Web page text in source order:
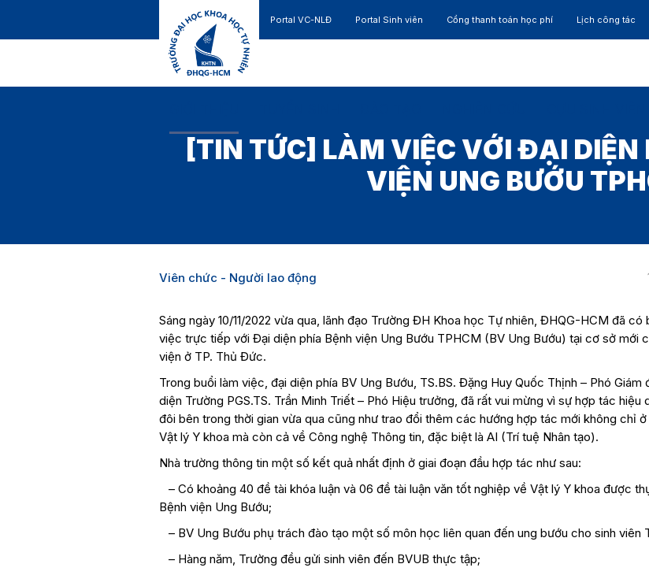
Portal VC-NLĐ Portal Sinh viên Cổng thanh toán học phí Lịch công tác
[TIN TỨC] LÀM VIỆC VỚI ĐẠI
VIỆN UNG BƯỚU
Viên chức - Người lao động
Sáng ngày 10/11/2022 vừa qua, lãnh đạo Trường ĐH Khoa học Tự nhiên, ĐHQG-HCM đã có
việc trực tiếp với Đại diện phía Bệnh viện Ung Bướu TPHCM (BV Ung Bướu) tại cơ sở mới
viện ở TP. Thủ Đức.
Trong buổi làm việc, đại diện phía BV Ung Bướu, TS.BS. Đặng Huy Quốc Thịnh – Phó Giám
diện Trường PGS.TS. Trần Minh Triết – Phó Hiệu trưởng, đã rất vui mừng vì sự hợp tác hiệu
đôi bên trong thời gian vừa qua cũng như trao đổi thêm các hướng hợp tác mới không chỉ
Vật lý Y khoa mà còn cả về Công nghệ Thông tin, đặc biệt là AI (Trí tuệ Nhân tạo).
Nhà trường thông tin một số kết quả nhất định ở giai đoạn đầu hợp tác như sau:
– Có khoảng 40 đề tài khóa luận và 06 đề tài luận văn tốt nghiệp về Vật lý Y khoa được
Bệnh viện Ung Bướu;
– BV Ung Bướu phụ trách đào tạo một số môn học liên quan đến ung bướu cho sinh viên
– Hàng năm, Trường đều gửi sinh viên đến BVUB thực tập;